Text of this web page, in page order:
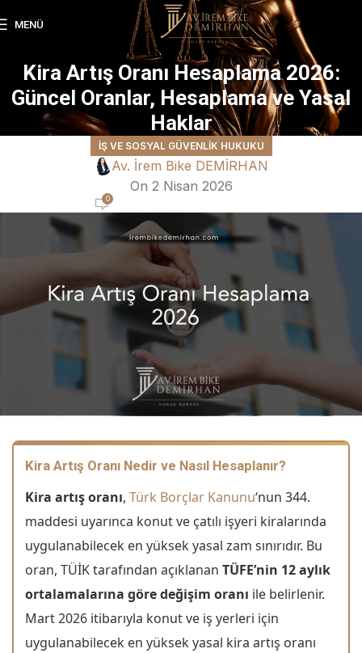
MENÜ
Kira Artış Oranı Hesaplama 2026:
Güncel Oranlar, Hesaplama ve Yasal
Haklar
İŞ VE SOSYAL GÜVENLIK HUKUKU
Av. İrem Bike DEMİRHAN
On 2 Nisan 2026
0
Kira Artış Oranı Nedir ve Nasıl Hesaplanır?
Kira artış oranı, Türk Borçlar Kanunu‘nun 344.
maddesi uyarınca konut ve çatılı işyeri kiralarında
uygulanabilecek en yüksek yasal zam sınırıdır. Bu
oran, TÜİK tarafından açıklanan TÜFE’nin 12 aylık
ortalamalarına göre değişim oranı ile belirlenir.
Mart 2026 itibarıyla konut ve iş yerleri için
uygulanabilecek en yüksek yasal kira artış oranı